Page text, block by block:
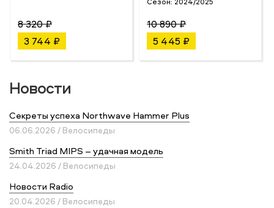
8 320 ₽
3 744 ₽
10 890 ₽
5 445 ₽
Новости
Секреты успеха Northwave Hammer Plus
06.06.2026 / Велосипеды
Smith Triad MIPS – удачная модель
24.04.2026 / Велосипеды
Новости Radio
20.04.2026 / Велосипеды